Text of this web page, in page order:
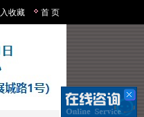
收藏 首 页